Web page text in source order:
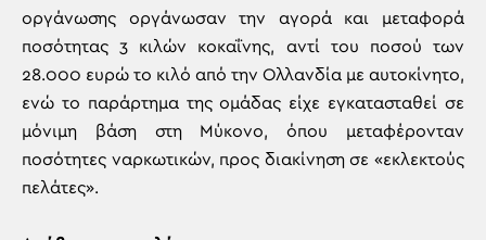
οργάνωσης οργάνωσαν την αγορά και μεταφορά
ποσότητας 3 κιλών κοκαΐνης, αντί του ποσού των
28.000 ευρώ το κιλό από την Ολλανδία με αυτοκίνητο,
ενώ το παράρτημα της ομάδας είχε εγκατασταθεί σε
μόνιμη βάση στη Μύκονο, όπου μεταφέρονταν
ποσότητες ναρκωτικών, προς διακίνηση σε «εκλεκτούς
πελάτες».